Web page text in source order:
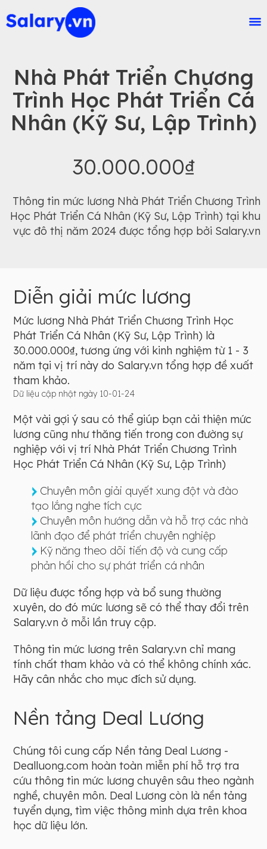
Nhà Phát Triển Chương
Trình Học Phát Triển Cá
Nhân (Kỹ Sư, Lập Trình)
30.000.000₫
Thông tin mức lương Nhà Phát Triển Chương Trình
Học Phát Triển Cá Nhân (Kỹ Sư, Lập Trình) tại khu
vực đô thị năm 2024 được tổng hợp bởi Salary.vn
Diễn giải mức lương
Mức lương Nhà Phát Triển Chương Trình Học
Phát Triển Cá Nhân (Kỹ Sư, Lập Trình) là
30.000.000₫, tương ứng với kinh nghiệm từ 1 - 3
năm tại vị trí này do Salary.vn tổng hợp đề xuất
tham khảo.
Dữ liệu cập nhật ngày 10-01-24
Một vài gợi ý sau có thể giúp bạn cải thiện mức
lương cũng như thăng tiến trong con đường sự
nghiệp với vị trí Nhà Phát Triển Chương Trình
Học Phát Triển Cá Nhân (Kỹ Sư, Lập Trình)
Chuyên môn giải quyết xung đột và đào
tạo lắng nghe tích cực
Chuyên môn hướng dẫn và hỗ trợ các nhà
lãnh đạo để phát triển chuyên nghiệp
Kỹ năng theo dõi tiến độ và cung cấp
phản hồi cho sự phát triển cá nhân
Dữ liệu được tổng hợp và bổ sung thường
xuyên, do đó mức lương sẽ có thể thay đổi trên
Salary.vn ở mỗi lần truy cập.
Thông tin mức lương trên Salary.vn chỉ mang
tính chất tham khảo và có thể không chính xác.
Hãy cân nhắc cho mục đích sử dụng.
Nền tảng Deal Lương
Chúng tôi cung cấp Nền tảng Deal Lương -
Dealluong.com hoàn toàn miễn phí hỗ trợ tra
cứu thông tin mức lương chuyên sâu theo ngành
nghề, chuyên môn. Deal Lương còn là nền tảng
tuyển dụng, tìm việc thông minh dựa trên khoa
học dữ liệu lớn.